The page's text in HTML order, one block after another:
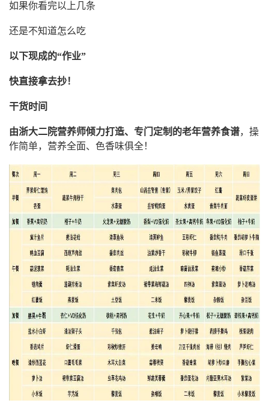
如果你看完以上几条
还是不知道怎么吃
以下现成的“作业”
快直接拿去抄！
干货时间
由浙大二院营养师倾力打造、专门定制的老年营养食谱，操
作简单，营养全面、色香味俱全！